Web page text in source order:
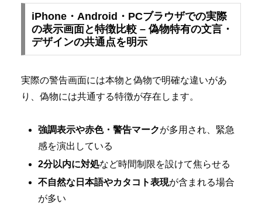
iPhone・Android・PCブラウザでの実際
の表示画面と特徴比較 – 偽物特有の文言・
デザインの共通点を明示
実際の警告画面には本物と偽物で明確な違いがあ
り、偽物には共通する特徴が存在します。
強調表示や赤色・警告マークが多用され、緊急
感を演出している
2分以内に対処など時間制限を設けて焦らせる
不自然な日本語やカタコト表現が含まれる場合
が多い